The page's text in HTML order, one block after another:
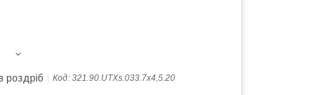
роздріб Код: 321.90.UTXs.033.7х4,5.20